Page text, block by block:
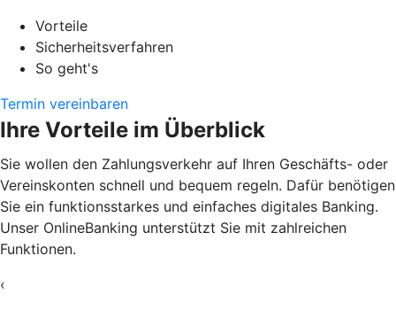
Vorteile
Sicherheitsverfahren
So geht's
Termin vereinbaren
Ihre Vorteile im Überblick
Sie wollen den Zahlungsverkehr auf Ihren Geschäfts- oder
Vereinskonten schnell und bequem regeln. Dafür benötigen
Sie ein funktionsstarkes und einfaches digitales Banking.
Unser OnlineBanking unterstützt Sie mit zahlreichen
Funktionen.
‹